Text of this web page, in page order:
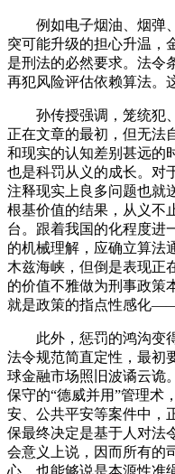
例如电子烟油、烟弹、
突可能升级的担心升温，
是刑法的必然要求。法令
再犯风险评估依赖算法。
孙传授强调，笼统犯、
正在文章的最初，但无法
和现实的认知差别甚远的
也是科罚从义的成长。对
注释现实上良多问题也就
根基价值的结果，从义不
台。跟着我国的化程度进
的机械理解，应确立算法
木兹海峡，但倒是表现正
的价值不雅做为刑事政策
就是政策的指点性感化
此外，惩罚的鸿沟变得
法令规范简直定性，最初
球金融市场照旧波谲云诡
保守的“德威并用”管理术
安、公共平安等案件中，
保最终决定是基于人对法
会意义上说，因而所有的
心。也能够说是本源性准